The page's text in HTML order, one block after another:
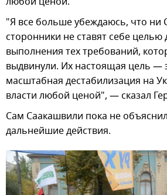
"Я все больше убеждаюсь, что ни
сторонники не ставят себе целью
выполнения тех требований,
выдвинули. Их настоящая цель —
масштабная дестабилизация на
власти любой ценой", — сказал
Сам Саакашвили пока не
дальнейшие действия.